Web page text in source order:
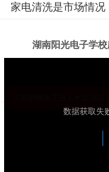
家电清洗是市场情况
湖南阳光电子学